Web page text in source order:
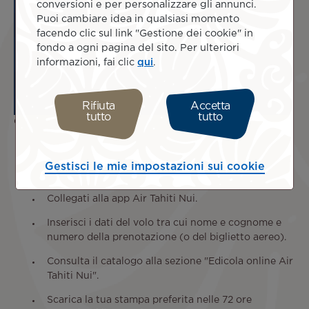
Come si accede alla stampa digitale di Air Tahiti Nui?
Air Tahiti Nui, disponibile su Google Play o sull'App
Store, per smartphone o tablet.
Collegati alla app Air Tahiti Nui.
Inserisci i dati del volo tra cui nome e cognome e
numero della prenotazione (o del biglietto aereo).
Consulta il catalogo alla sezione "Edicola online Air
Tahiti Nui".
Scarica la tua stampa preferita nelle 72 ore
conversioni e per personalizzare gli annunci.
Puoi cambiare idea in qualsiasi momento
facendo clic sul link "Gestione dei cookie" in
fondo a ogni pagina del sito. Per ulteriori
informazioni, fai clicqui
Rifiuta
tutto
Accetta
tutto
Gestisci le mie impostazioni sui cookie